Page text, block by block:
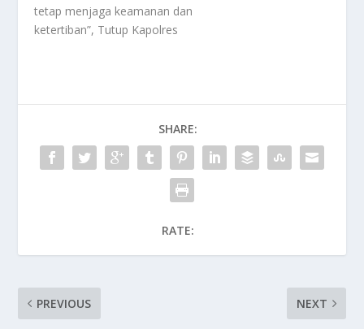
tetap menjaga keamanan dan
ketertiban”, Tutup Kapolres
SHARE:
RATE:
PREVIOUS NEXT